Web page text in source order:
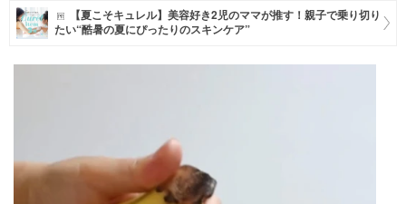
住まい
マネー
【夏こそキュレル】美容好き2児のママが推す！親子で乗り切り
たい“酷暑の夏にぴったりのスキンケア”